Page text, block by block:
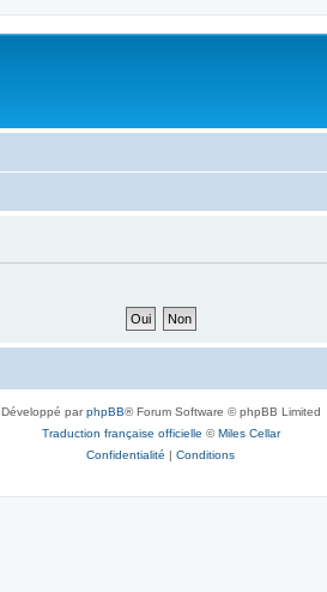
Développé parphpBB® Forum Software © phpBB Limited
Traduction française officielle ©Miles Cellar
Confidentialité | Conditions